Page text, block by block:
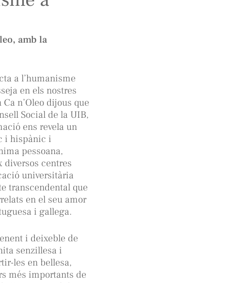
amb la
a l’humanisme
en els nostres
n’Oleo dijous que
Social de la UIB,
ens revela un
i hispànic i
pessoana,
diversos centres
universitària
transcendental que
en el seu amor
i gallega.
i deixeble de
senzillesa i
les en bellesa,
més importants de